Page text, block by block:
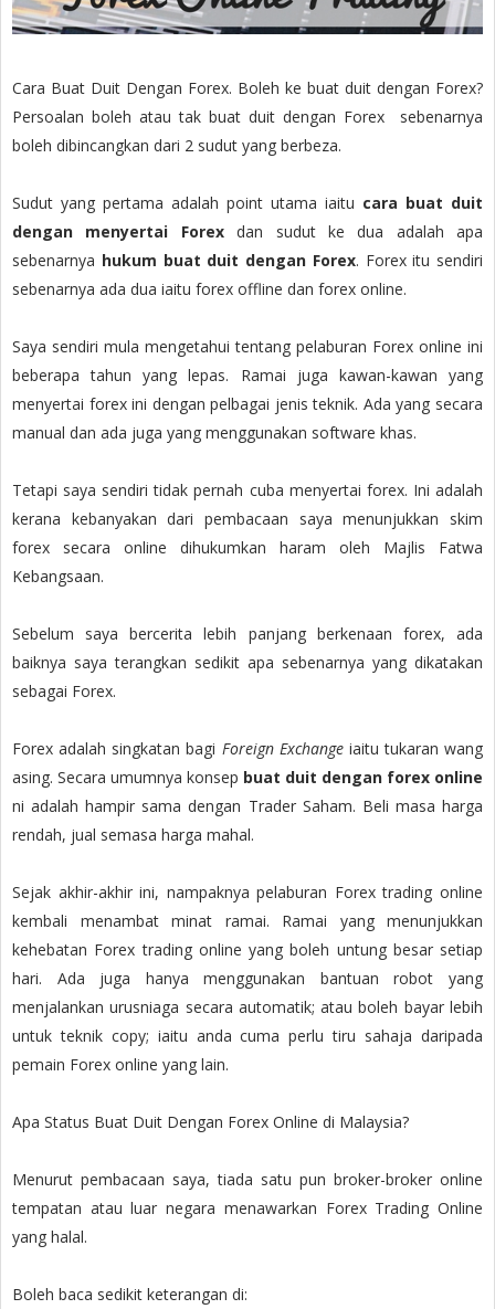
Cara Buat Duit Dengan Forex. Boleh ke buat duit dengan Forex?
Persoalan boleh atau tak buat duit dengan Forex sebenarnya
boleh dibincangkan dari 2 sudut yang berbeza.
Sudut yang pertama adalah point utama iaitu cara buat duit
dengan menyertai Forexdan sudut ke dua adalah apa
sebenarnya hukum buat duit dengan Forex. Forex itu sendiri
sebenarnya ada dua iaitu forex offline dan forex online.
Saya sendiri mula mengetahui tentang pelaburan Forex online ini
beberapa tahun yang lepas. Ramai juga kawan-kawan yang
menyertai forex ini dengan pelbagai jenis teknik. Ada yang secara
manual dan ada juga yang menggunakan software khas.
Tetapi saya sendiri tidak pernah cuba menyertai forex. Ini adalah
kerana kebanyakan dari pembacaan saya menunjukkan skim
forex secara online dihukumkan haram oleh Majlis Fatwa
Kebangsaan.
Sebelum saya bercerita lebih panjang berkenaan forex, ada
baiknya saya terangkan sedikit apa sebenarnya yang dikatakan
sebagai Forex.
Forex adalah singkatan bagi Foreign Exchangeiaitu tukaran wang
asing. Secara umumnya konsep buat duit dengan forex online
ni adalah hampir sama dengan Trader Saham. Beli masa harga
rendah, jual semasa harga mahal.
Sejak akhir-akhir ini, nampaknya pelaburan Forex trading online
kembali menambat minat ramai. Ramai yang menunjukkan
kehebatan Forex trading online yang boleh untung besar setiap
hari. Ada juga hanya menggunakan bantuan robot yang
menjalankan urusniaga secara automatik; atau boleh bayar lebih
untuk teknik copy; iaitu anda cuma perlu tiru sahaja daripada
pemain Forex online yang lain.
Apa Status Buat Duit Dengan Forex Online di Malaysia?
Menurut pembacaan saya, tiada satu pun broker-broker online
tempatan atau luar negara menawarkan Forex Trading Online
yang halal.
Boleh baca sedikit keterangan di: